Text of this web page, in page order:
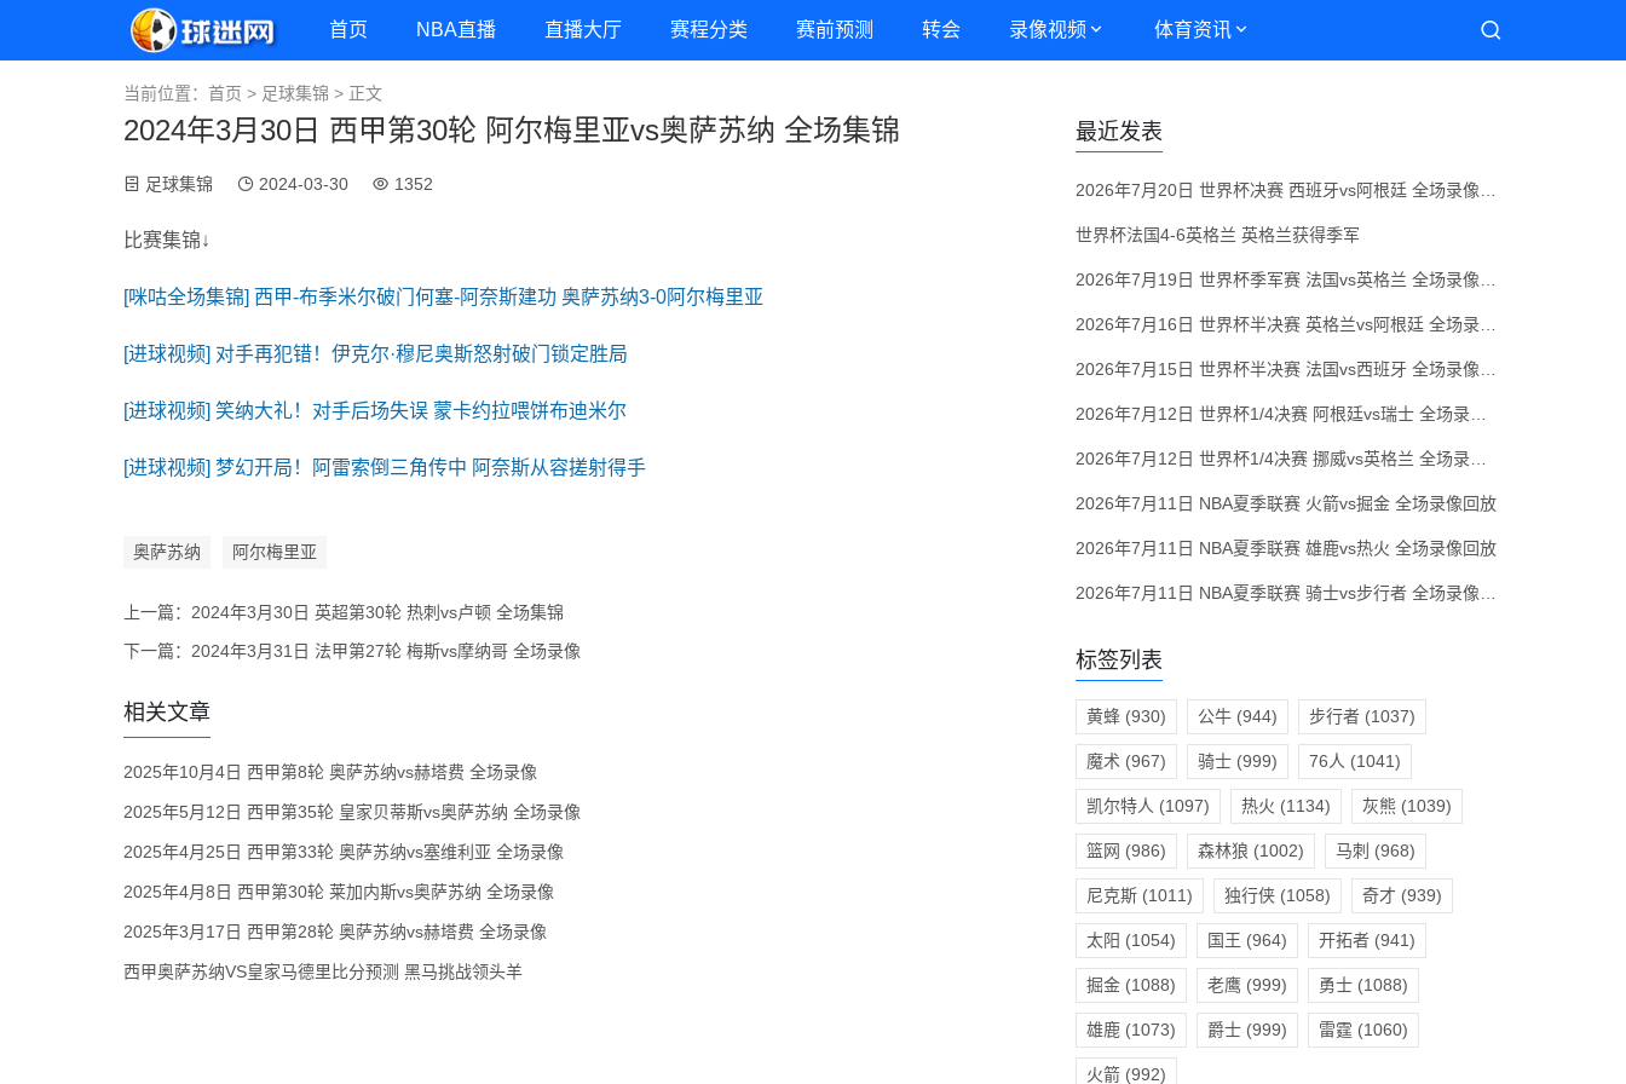
首页 NBA直播 直播大厅 赛程分类 赛前预测 转会 录像视频 体育资讯
当前位置： 首页 > 足球集锦 > 正文
2024年3月30日 西甲第30轮 阿尔梅里亚vs奥萨苏纳 全场集锦
足球集锦 2024-03-30 1352
比赛集锦↓
[咪咕全场集锦] 西甲-布季米尔破门何塞-阿奈斯建功 奥萨苏纳3-0阿尔梅里亚
[进球视频] 对手再犯错！伊克尔·穆尼奥斯怒射破门锁定胜局
[进球视频] 笑纳大礼！对手后场失误 蒙卡约拉喂饼布迪米尔
[进球视频] 梦幻开局！阿雷索倒三角传中 阿奈斯从容搓射得手
奥萨苏纳 阿尔梅里亚
上一篇： 2024年3月30日 英超第30轮 热刺vs卢顿 全场集锦
下一篇： 2024年3月31日 法甲第27轮 梅斯vs摩纳哥 全场录像
相关文章
2025年10月4日 西甲第8轮 奥萨苏纳vs赫塔费 全场录像
2025年5月12日 西甲第35轮 皇家贝蒂斯vs奥萨苏纳 全场录像
2025年4月25日 西甲第33轮 奥萨苏纳vs塞维利亚 全场录像
2025年4月8日 西甲第30轮 莱加内斯vs奥萨苏纳 全场录像
2025年3月17日 西甲第28轮 奥萨苏纳vs赫塔费 全场录像
西甲奥萨苏纳VS皇家马德里比分预测 黑马挑战领头羊
最近发表
世界杯法国4-6英格兰 英格兰获得季军
2026年7月16日 世界杯半决赛 英格兰vs阿根廷 全场录像回放
2026年7月12日 世界杯1/4决赛 阿根廷vs瑞士 全场录像回放
2026年7月12日 世界杯1/4决赛 挪威vs英格兰 全场录像回放
2026年7月11日 NBA夏季联赛 火箭vs掘金 全场录像回放
2026年7月11日 NBA夏季联赛 雄鹿vs热火 全场录像回放
标签列表
黄蜂(930) 公牛(944) 步行者(1037)
魔术 (967) 骑士(999) 76人 (1041)
凯尔特人 (1097) 热火 (1134) 灰熊(1039)
篮网 (986) 森林狼 (1002) 马刺 (968)
尼克斯(1011) 独行侠(1058) 奇才 (939)
太阳 (1054) 国王 (964) 开拓者(941)
掘金(1088) 老鹰(999) 勇士(1088)
雄鹿(1073) 爵士(999) 雷霆 (1060)
火箭(992)